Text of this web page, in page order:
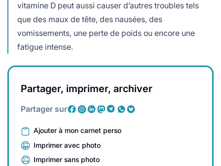
vitamine D peut aussi causer d’autres troubles tels
que des maux de tête, des nausées, des
vomissements, une perte de poids ou encore une
fatigue intense.
Partager, imprimer, archiver
Partager sur
Ajouter à mon carnet perso
Imprimer avec photo
Imprimer sans photo